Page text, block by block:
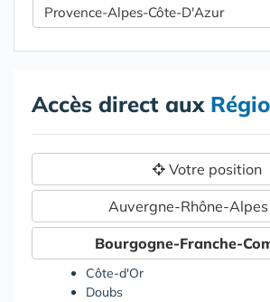
Provence-Alpes-Côte-D'Azur
Accès direct aux
Votre position
Auvergne-Rhône-Alpes
Bourgogne-Franche-
Côte-d'Or
Doubs